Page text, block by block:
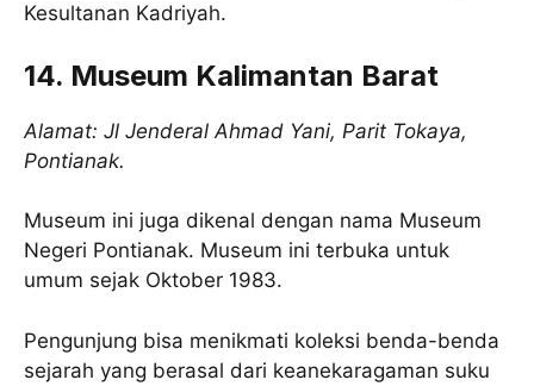
Kesultanan Kadriyah.
14. Museum Kalimantan Barat
Alamat: Jl Jenderal Ahmad Yani, Parit Tokaya,
Pontianak.
Museum ini juga dikenal dengan nama Museum
Negeri Pontianak. Museum ini terbuka untuk
umum sejak Oktober 1983.
Pengunjung bisa menikmati koleksi benda-benda
sejarah yang berasal dari keanekaragaman suku